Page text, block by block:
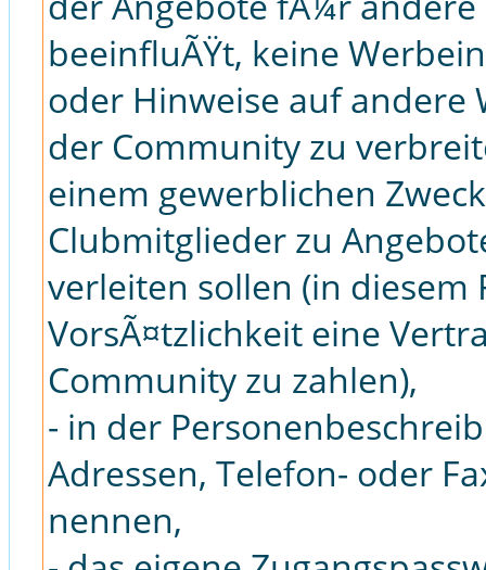
beeinfluÃŸt, keine
oder Hinweise auf andere
der Community zu
einem gewerblichen
Clubmitglieder zu
verleiten sollen (in diesem
VorsÃ¤tzlichkeit eine
Community zu zahlen),
- in der
Adressen, Telefon- oder
nennen,